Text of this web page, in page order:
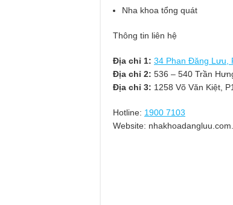
Nha khoa tổng quát
Thông tin liên hệ
Địa chỉ 1: 34 Phan Đăng Lưu,
Địa chỉ 2: 536 – 540 Trần
Địa chỉ 3: 1258 Võ Văn Kiệt,
Hotline: 1900 7103
Website: